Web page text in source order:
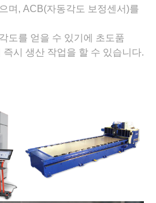
며, ACB(자동각도 보정센서)를
도를 얻을 수 있기에 초도품
시 생산 작업을 할 수 있습니다.